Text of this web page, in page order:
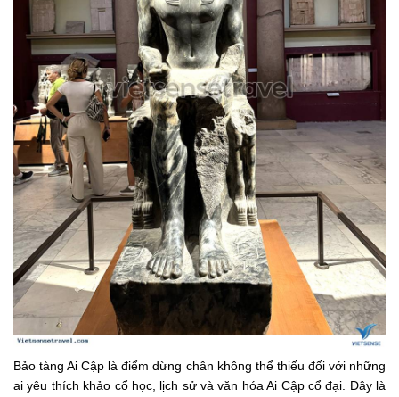
Bảo tàng Ai Cập là điểm dừng chân không thể thiếu đối với những
ai yêu thích khảo cổ học, lịch sử và văn hóa Ai Cập cổ đại. Đây là